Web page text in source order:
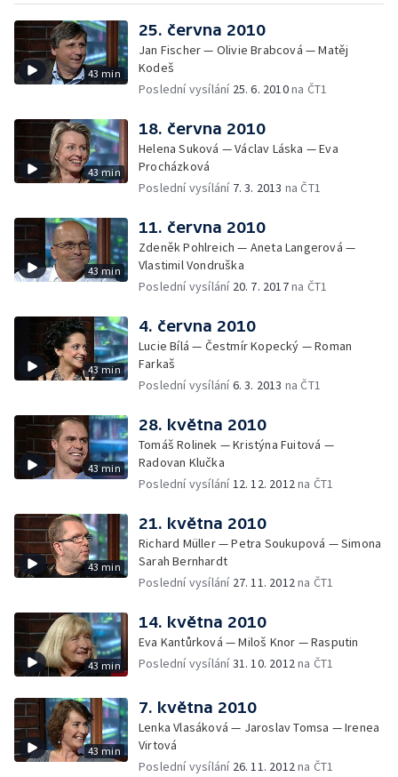
43 min
25. června 2010
Jan Fischer — Olivie Brabcová — Matěj
Kodeš
Poslední vysílání 25. 6. 2010na ČT1
43 min
18. června 2010
Helena Suková — Václav Láska — Eva
Procházková
Poslední vysílání 7. 3. 2013 na ČT1
43 min
11. června 2010
Zdeněk Pohlreich — Aneta Langerová —
Vlastimil Vondruška
Poslední vysílání 20. 7. 2017na ČT1
43 min
4. června 2010
Lucie Bílá — Čestmír Kopecký — Roman
Farkaš
Poslední vysílání6. 3. 2013 na ČT1
43 min
28. května 2010
Tomáš Rolinek — Kristýna Fuitová —
Radovan Klučka
Poslední vysílání12. 12. 2012na ČT1
43 min
21. května 2010
Richard Müller — Petra Soukupová — Simona
Sarah Bernhardt
Poslední vysílání 27. 11. 2012na ČT1
43 min
14. května 2010
Eva Kantůrková — Miloš Knor — Rasputin
Poslední vysílání31. 10. 2012na ČT1
43 min
7. května 2010
Lenka Vlasáková — Jaroslav Tomsa — Irenea
Virtová
Poslední vysílání 26. 11. 2012na ČT1